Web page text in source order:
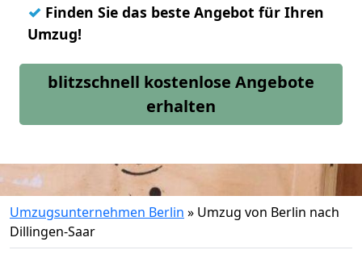
✓ Finden Sie das beste Angebot für Ihren
Umzug!
blitzschnell kostenlose Angebote
erhalten
Umzugsunternehmen Berlin » Umzug von Berlin nach
Dillingen-Saar